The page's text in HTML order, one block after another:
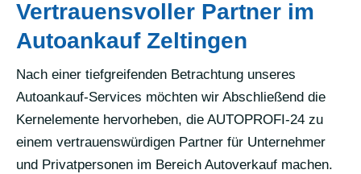
Vertrauensvoller Partner im
Autoankauf Zeltingen
Nach einer tiefgreifenden Betrachtung unseres
Autoankauf-Services möchten wir Abschließend die
Kernelemente hervorheben, die AUTOPROFI-24 zu
einem vertrauenswürdigen Partner für Unternehmer
und Privatpersonen im Bereich Autoverkauf machen.